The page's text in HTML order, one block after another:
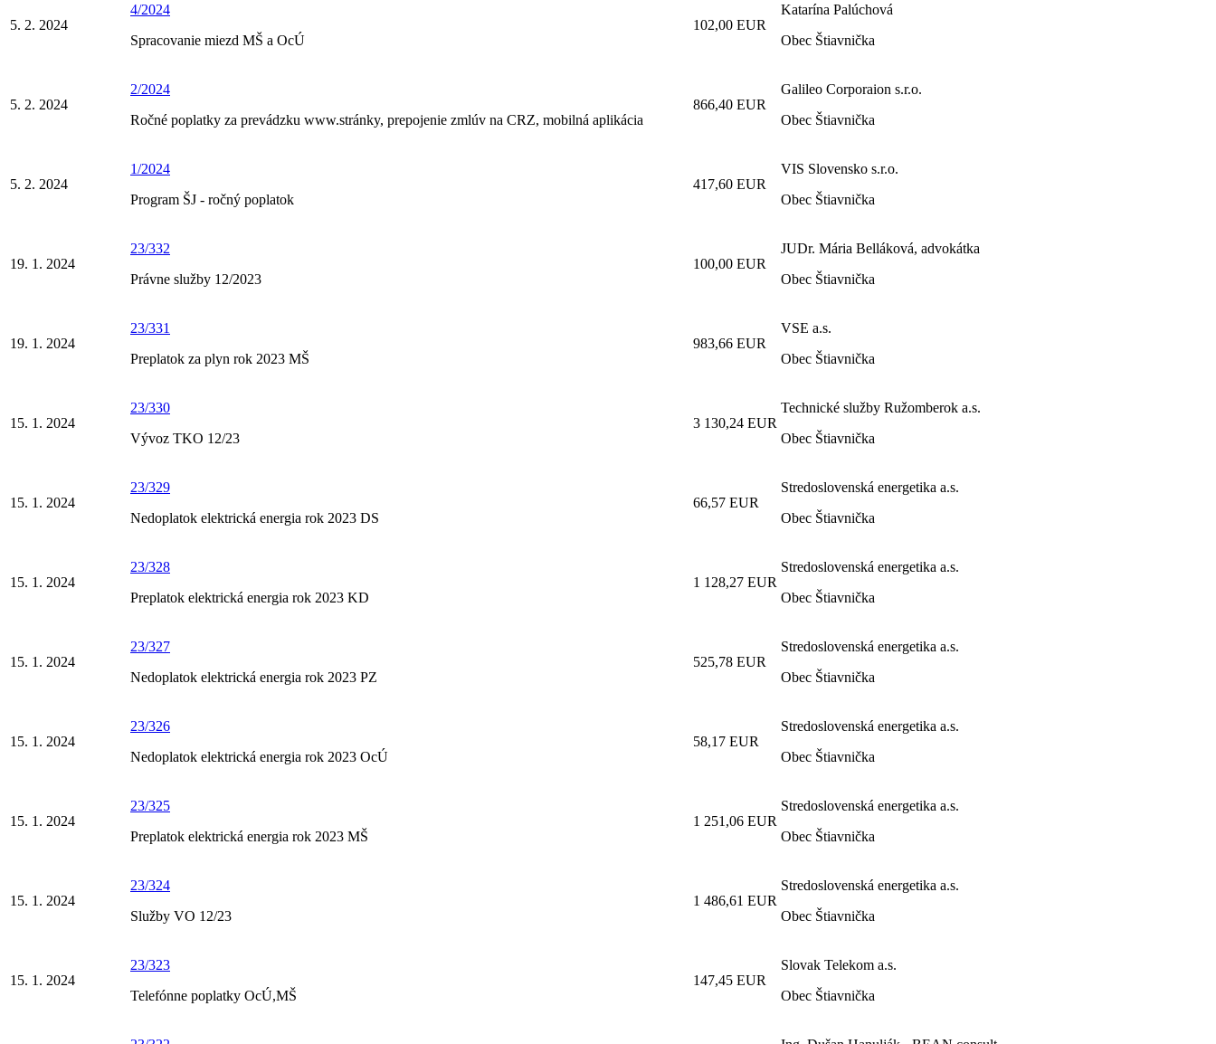
5. 2. 2024
4/2024
Spracovanie miezd MŠ a OcÚ
102,00 EUR
Katarína Palúchová
Obec Štiavnička
5. 2. 2024
2/2024
Ročné poplatky za prevádzku www.stránky, prepojenie zmlúv na CRZ, mobilná aplikácia
866,40 EUR
Galileo Corporaion s.r.o.
Obec Štiavnička
5. 2. 2024
1/2024
Program ŠJ - ročný poplatok
417,60 EUR
VIS Slovensko s.r.o.
Obec Štiavnička
19. 1. 2024
23/332
Právne služby 12/2023
100,00 EUR
JUDr. Mária Belláková, advokátka
Obec Štiavnička
19. 1. 2024
23/331
Preplatok za plyn rok 2023 MŠ
983,66 EUR
VSE a.s.
Obec Štiavnička
15. 1. 2024
23/330
Vývoz TKO 12/23
3 130,24 EUR
Technické služby Ružomberok a.s.
Obec Štiavnička
15. 1. 2024
23/329
Nedoplatok elektrická energia rok 2023 DS
66,57 EUR
Stredoslovenská energetika a.s.
Obec Štiavnička
15. 1. 2024
23/328
Preplatok elektrická energia rok 2023 KD
1 128,27 EUR
Stredoslovenská energetika a.s.
Obec Štiavnička
15. 1. 2024
23/327
Nedoplatok elektrická energia rok 2023 PZ
525,78 EUR
Stredoslovenská energetika a.s.
Obec Štiavnička
15. 1. 2024
23/326
Nedoplatok elektrická energia rok 2023 OcÚ
58,17 EUR
Stredoslovenská energetika a.s.
Obec Štiavnička
15. 1. 2024
23/325
Preplatok elektrická energia rok 2023 MŠ
1 251,06 EUR
Stredoslovenská energetika a.s.
Obec Štiavnička
15. 1. 2024
23/324
Služby VO 12/23
1 486,61 EUR
Stredoslovenská energetika a.s.
Obec Štiavnička
15. 1. 2024
23/323
Telefónne poplatky OcÚ,MŠ
147,45 EUR
Slovak Telekom a.s.
Obec Štiavnička